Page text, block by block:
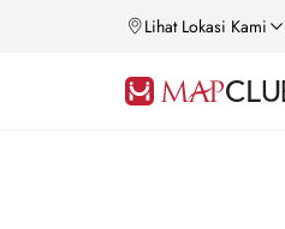
Lihat Lokasi Kami